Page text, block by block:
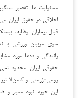
مسئولیت ها، تقصیر
اخلاقی در حقوق ایران
قبال بیماران، وظایف
سوی مربیان ورزشی یا
رانندگی و ده‌ها مورد
حقوقی ایران محدود
رومی-ژرمنی و کامن‌لا
این حوزه، نبود معیار و